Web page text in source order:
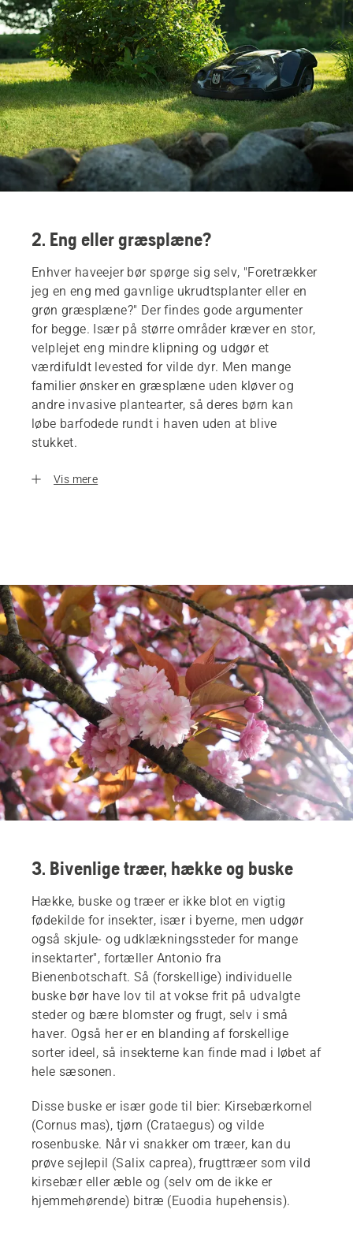
2. Eng eller græsplæne?
Enhver haveejer bør spørge sig selv, "Foretrækker
jeg en eng med gavnlige ukrudtsplanter eller en
grøn græsplæne?" Der findes gode argumenter
for begge. Især på større områder kræver en stor,
velplejet eng mindre klipning og udgør et
værdifuldt levested for vilde dyr. Men mange
familier ønsker en græsplæne uden kløver og
andre invasive plantearter, så deres børn kan
løbe barfodede rundt i haven uden at blive
stukket.
Vis mere
3. Bivenlige træer, hække og buske
Hække, buske og træer er ikke blot en vigtig
fødekilde for insekter, især i byerne, men udgør
også skjule- og udklækningssteder for mange
insektarter", fortæller Antonio fra
Bienenbotschaft. Så (forskellige) individuelle
buske bør have lov til at vokse frit på udvalgte
steder og bære blomster og frugt, selv i små
haver. Også her er en blanding af forskellige
sorter ideel, så insekterne kan finde mad i løbet af
hele sæsonen.
Disse buske er især gode til bier: Kirsebærkornel
(Cornus mas), tjørn (Crataegus) og vilde
rosenbuske. Når vi snakker om træer, kan du
prøve sejlepil (Salix caprea), frugttræer som vild
kirsebær eller æble og (selv om de ikke er
hjemmehørende) bitræ (Euodia hupehensis).